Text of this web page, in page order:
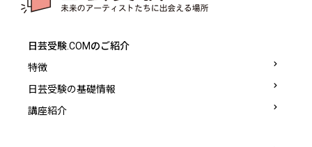
日芸受験.COMのご紹介
特徴
日芸受験の基礎情報
講座紹介